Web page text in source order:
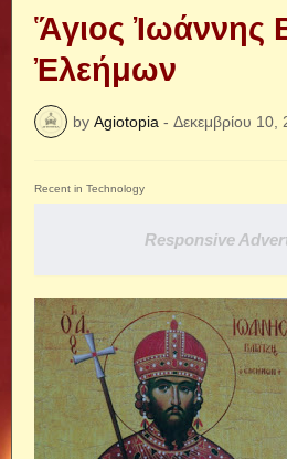
Ἅγιος Ἰωάννης
Ἐλεήμων
by Agiotopia - Δεκεμβρίου 10,
Recent in Technology
Responsive